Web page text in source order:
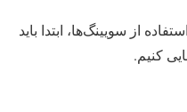
از سویینگ‌ها، ابتدا باید
کنیم.